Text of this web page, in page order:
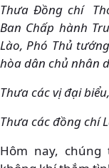
Thưa Đồng chí
Ban Chấp hành
Lào, Phó Thủ
hòa dân chủ nhân
Thưa các vị đại
Thưa các đồng chí
Hôm nay,